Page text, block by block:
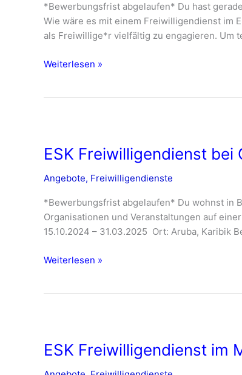
*Bewerbungsfrist abgelaufen* Du hast
Wie wäre es mit einem Freiwilligendienst im
als Freiwillige*r vielfältig zu engagieren. Um
Sommer
2025
Weiterlesen »
ESK Freiwilligendienst
Angebote, Freiwilligendienste
*Bewerbungsfrist abgelaufen* Du wohnst in
Organisationen und Veranstaltungen auf
15.10.2024 – 31.03.2025 Ort: Aruba, Karibik
bei
Aruba,
ab
Oktober
Weiterlesen »
ESK Freiwilligendienst im
im